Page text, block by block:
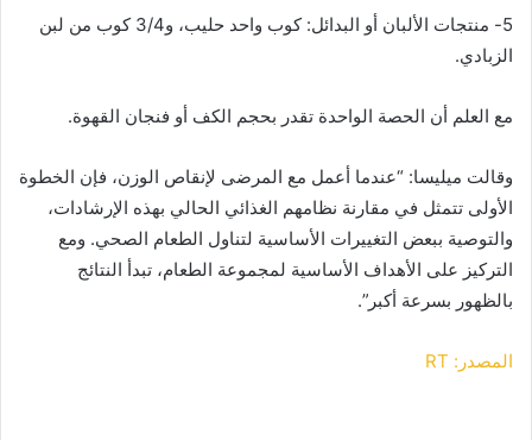
5- منتجات الألبان أو البدائل: كوب واحد حليب، و3/4 كوب من لبن
الزبادي.
مع العلم أن الحصة الواحدة تقدر بحجم الكف أو فنجان القهوة.
وقالت ميليسا: “عندما أعمل مع المرضى لإنقاص الوزن، فإن الخطوة
الأولى تتمثل في مقارنة نظامهم الغذائي الحالي بهذه الإرشادات،
والتوصية ببعض التغييرات الأساسية لتناول الطعام الصحي. ومع
التركيز على الأهداف الأساسية لمجموعة الطعام، تبدأ النتائج
بالظهور بسرعة أكبر”.
المصدر: RT